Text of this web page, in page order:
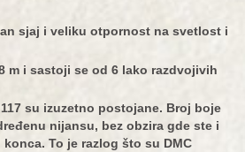
sjaj i veliku otpornost na svetlost i
m i sastoji se od 6 lako razdvojivih
su izuzetno postojane. Broj boje
nijansu, bez obzira gde ste i
To je razlog što su DMC